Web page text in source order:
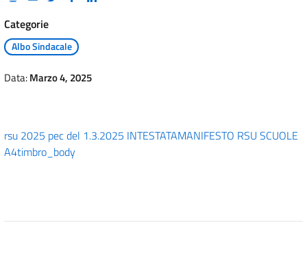
Categorie
Albo Sindacale
Data:Marzo 4, 2025
rsu 2025 pec del 1.3.2025 INTESTATAMANIFESTO RSU SCUOLE
A4timbro_body